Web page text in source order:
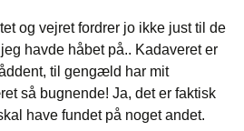
og vejret fordrer jo ikke just til de
havde håbet på.. Kadaveret er
til gengæld har mit
så bugnende! Ja, det er faktisk
have fundet på noget andet.